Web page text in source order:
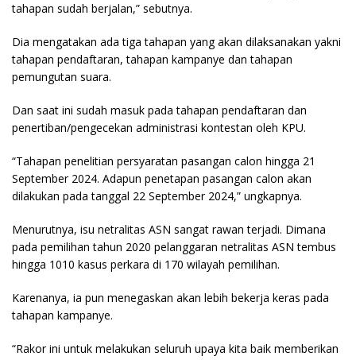
tahapan sudah berjalan,” sebutnya.
Dia mengatakan ada tiga tahapan yang akan dilaksanakan yakni
tahapan pendaftaran, tahapan kampanye dan tahapan
pemungutan suara.
Dan saat ini sudah masuk pada tahapan pendaftaran dan
penertiban/pengecekan administrasi kontestan oleh KPU.
“Tahapan penelitian persyaratan pasangan calon hingga 21
September 2024. Adapun penetapan pasangan calon akan
dilakukan pada tanggal 22 September 2024,” ungkapnya.
Menurutnya, isu netralitas ASN sangat rawan terjadi. Dimana
pada pemilihan tahun 2020 pelanggaran netralitas ASN tembus
hingga 1010 kasus perkara di 170 wilayah pemilihan.
Karenanya, ia pun menegaskan akan lebih bekerja keras pada
tahapan kampanye.
“Rakor ini untuk melakukan seluruh upaya kita baik memberikan